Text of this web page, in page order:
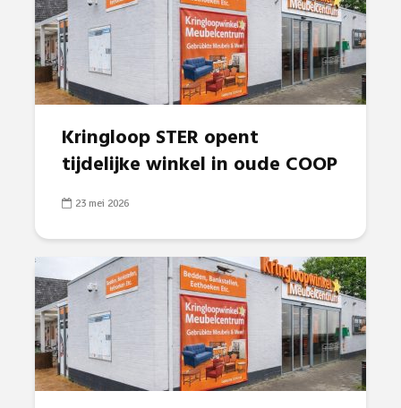
Kringloop STER opent
tijdelijke winkel in oude COOP
23 mei 2026